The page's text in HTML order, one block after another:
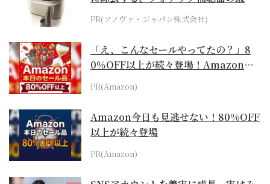
位モデル
PR(ソノヴァ・ジャパン株式会社)
「え、こんなセールやってたの？」8
0％OFF以上が続々登場！Amazonの
本気が...
PR(Amazon)
Amazon今日も見逃せない！80%OFF
以上が続々登場
PR(Amazon)